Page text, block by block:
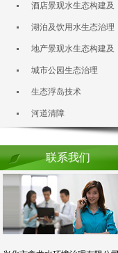
酒店景观水生态构建及
治理
湖泊及饮用水生态治理
地产景观水生态构建及
治理
城市公园生态治理
生态浮岛技术
河道清障
联系我们